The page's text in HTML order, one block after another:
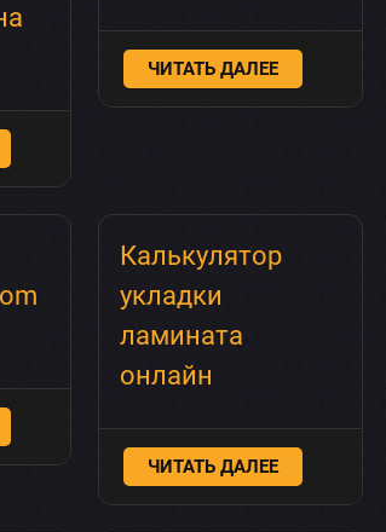
ЧИТАТЬ ДАЛЕЕ
Калькулятор
укладки
ламината
онлайн
ЧИТАТЬ ДАЛЕЕ